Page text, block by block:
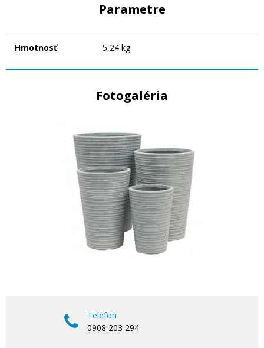
Parametre
Hmotnosť 5,24 kg
Fotogaléria
Telefon
0908 203 294